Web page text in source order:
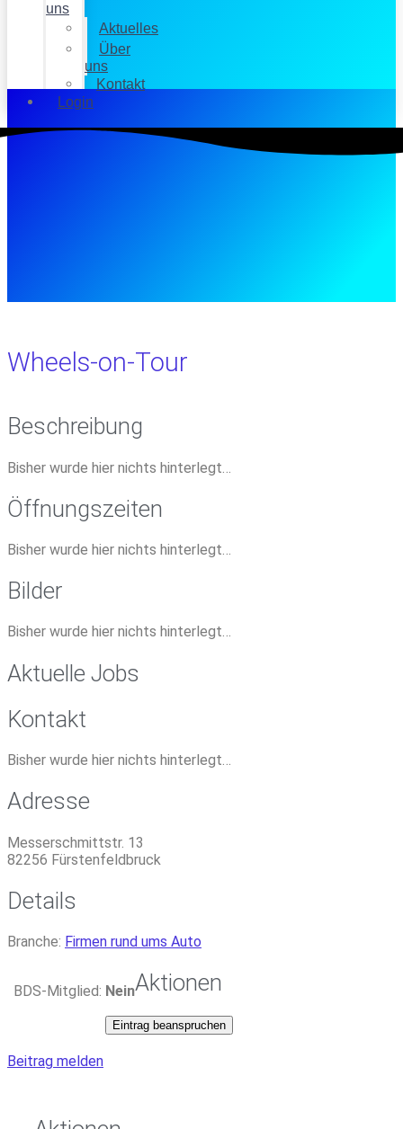
uns
Aktuelles
Über
uns
Kontakt
Login
Wheels-on-Tour
Beschreibung
Bisher wurde hier nichts hinterlegt…
Öffnungszeiten
Bisher wurde hier nichts hinterlegt…
Bilder
Bisher wurde hier nichts hinterlegt…
Aktuelle Jobs
Kontakt
Bisher wurde hier nichts hinterlegt…
Adresse
Messerschmittstr. 13
82256 Fürstenfeldbruck
Details
Branche: Firmen rund ums Auto
BDS-Mitglied: NeinAktionen
Eintrag beanspruchen
Beitrag melden